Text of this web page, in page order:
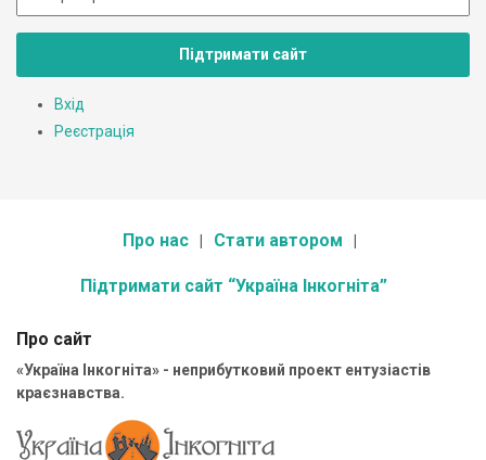
Підтримати сайт
Вхід
Реєстрація
Про нас Стати автором
Підтримати сайт “Україна Інкогніта”
Про сайт
«Україна Інкогніта» - неприбутковий проект ентузіастів
краєзнавства.